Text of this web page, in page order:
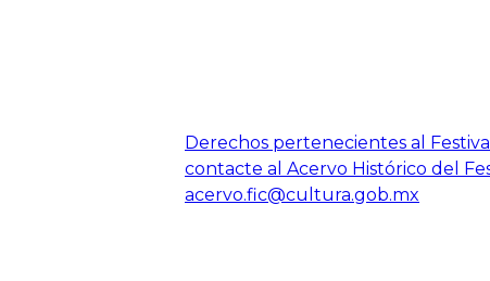
Derechos pertenecientes al
contacte al Acervo Histórico del
acervo.fic@cultura.gob.mx